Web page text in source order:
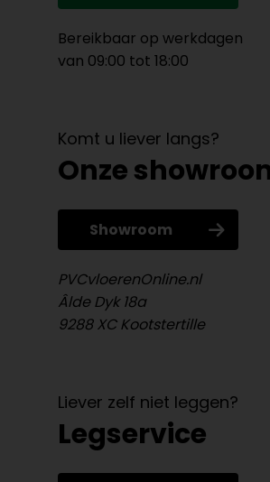
Bereikbaar op werkdagen
van 09:00 tot 18:00
Komt u liever langs?
Onze
Showroom
PVCvloerenOnline.nl
Âlde Dyk 18a
9288 XC Kootstertille
Liever zelf niet leggen?
Legservice